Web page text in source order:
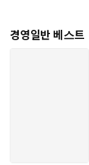
경영일반 베스트